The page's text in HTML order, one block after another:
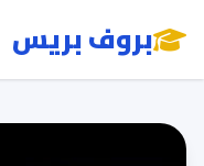
بروف بريس